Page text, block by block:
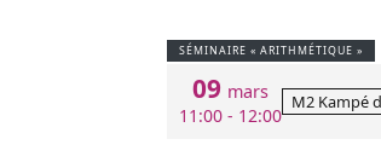
SÉMINAIRE « ARITHMÉTIQUE »
09 mars
11:00 - 12:00
M2 Kampé